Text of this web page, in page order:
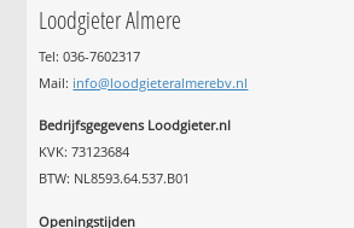
Loodgieter Almere
Tel: 036-7602317
Mail: info@loodgieteralmerebv.nl
Bedrijfsgegevens Loodgieter.nl
KVK: 73123684
BTW: NL8593.64.537.B01
Openingstijden